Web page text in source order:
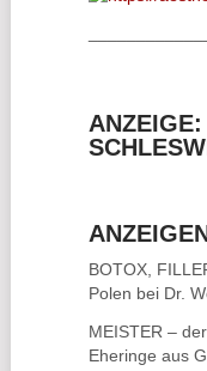
BOTOX,
Polen bei Dr.
MEISTER –
Eheringe aus